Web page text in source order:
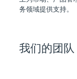
务领域提供支持。
我们的团队